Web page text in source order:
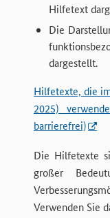
Hilfetext
Die
dargestellt.
Hilfetexte, die
2025)
barrierefrei)
Die Hilfetexte
großer
Verwenden Sie